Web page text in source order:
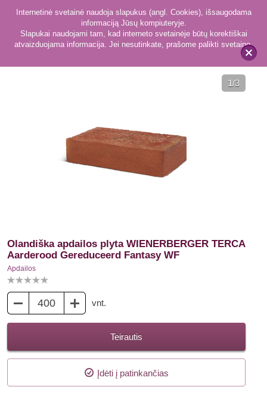
x
Internetinė svetainė naudoja slapukus (angl. Cookies), išsaugodama
informaciją Jūsų kompiuteryje.
Slapukai naudojami tam, kad interneto svetainėje būtų korektiškai
atvaizduojama informacija. Jei nesutinkate, prašome palikti svetainę.
Apdailos 23
1/3
Olandiška apdailos plyta WIENERBERGER TERCA
Aarderood Gereduceerd Fantasy WF
Apdailos
vnt.
Teirautis
Įdėti į patinkančias